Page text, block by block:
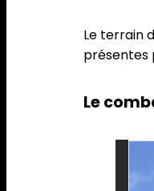
Le terrain
présentes
Le